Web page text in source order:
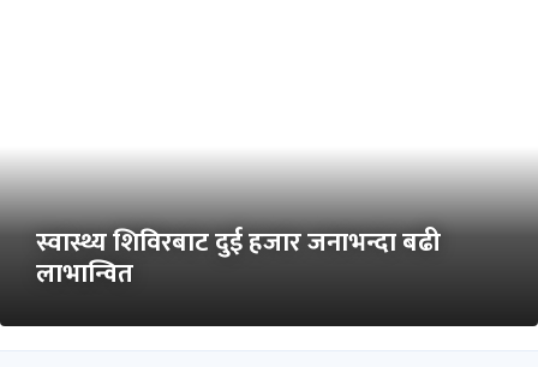
स्वास्थ्य शिविरबाट दुई हजार जनाभन्दा बढी
लाभान्वित